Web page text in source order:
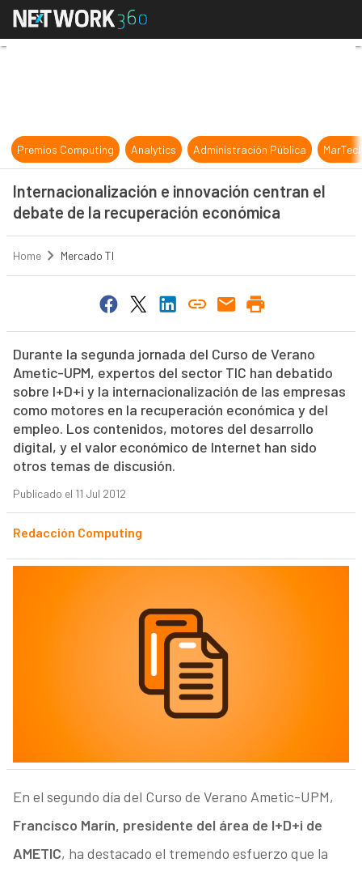
Internacionalización e innovación
Premios Computing Analytics Administración Pública
Internacionalización e innovación centran el
debate de la recuperación económica
Home Mercado TI
Durante la segunda jornada del Curso de Verano
Ametic-UPM, expertos del sector TIC han debatido
sobre I+D+i y la internacionalización de las empresas
como motores en la recuperación económica y del
empleo. Los contenidos, motores del desarrollo
digital, y el valor económico de Internet han sido
otros temas de discusión.
Publicado el 11 Jul 2012
Redacción Computing
En el segundo día del Curso de Verano Ametic-UPM,
Francisco Marín, presidente del área de I+D+i de
AMETIC, ha destacado el tremendo esfuerzo que la